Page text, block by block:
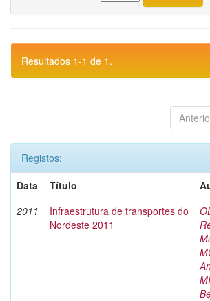
Resultados 1-1 de 1.
Registos:
Data
Título
2011
Infraestrutura de transportes do
Nordeste 2011